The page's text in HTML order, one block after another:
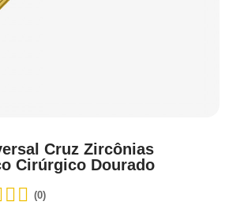
ampliar
Cruz Zircônias
Cirúrgico Dourado
(0)